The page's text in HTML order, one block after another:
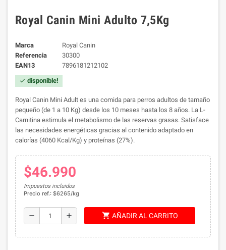
Royal Canin Mini Adulto 7,5Kg
Marca
Royal Canin
Referencia
30300
EAN13
7896181212102
check disponible!
Royal Canin Mini Adult es una comida para perros adultos de tamaño
pequeño (de 1 a 10 Kg) desde los 10 meses hasta los 8 años. La L-
Carnitina estimula el metabolismo de las reservas grasas. Satisface
las necesidades energéticas gracias al contenido adaptado en
calorías (4060 Kcal/Kg) y proteínas (27%).
$46.990
Impuestos incluidos
Precio ref.: $6265/kg
remove add shopping_cart AÑADIR AL CARRITO